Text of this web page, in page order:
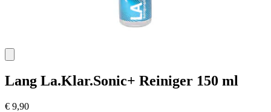
Lang La.Klar.Sonic+ Reiniger 150 ml
€ 9,90